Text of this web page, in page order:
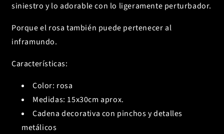
siniestro y lo adorable con lo ligeramente perturbador.
Porque el rosa también puede pertenecer al
inframundo.
Características:
Color: rosa
Medidas: 15x30cm aprox.
Cadena decorativa con pinchos y detalles
metálicos